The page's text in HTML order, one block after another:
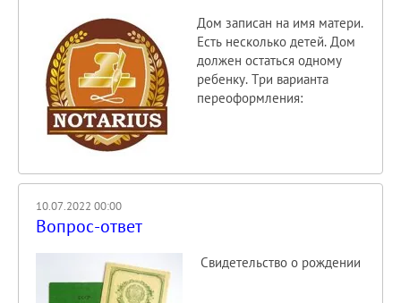
Дом записан на имя матери.
Есть несколько детей. Дом
должен остаться одному
ребенку. Три варианта
переоформления:
10.07.2022 00:00
Вопрос-ответ
Свидетельство о рождении